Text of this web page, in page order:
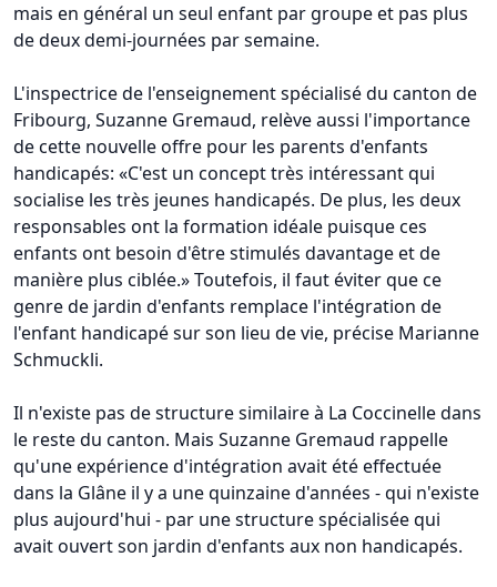
mais en général un seul enfant par groupe et pas plus
de deux demi-journées par semaine.
L'inspectrice de l'enseignement spécialisé du canton de
Fribourg, Suzanne Gremaud, relève aussi l'importance
de cette nouvelle offre pour les parents d'enfants
handicapés: «C'est un concept très intéressant qui
socialise les très jeunes handicapés. De plus, les deux
responsables ont la formation idéale puisque ces
enfants ont besoin d'être stimulés davantage et de
manière plus ciblée.» Toutefois, il faut éviter que ce
genre de jardin d'enfants remplace l'intégration de
l'enfant handicapé sur son lieu de vie, précise Marianne
Schmuckli.
Il n'existe pas de structure similaire à La Coccinelle dans
le reste du canton. Mais Suzanne Gremaud rappelle
qu'une expérience d'intégration avait été effectuée
dans la Glâne il y a une quinzaine d'années - qui n'existe
plus aujourd'hui - par une structure spécialisée qui
avait ouvert son jardin d'enfants aux non handicapés.